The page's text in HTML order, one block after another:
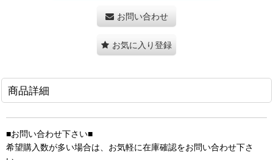
お問い合わせ
お気に入り登録
商品詳細
■お問い合わせ下さい■
希望購入数が多い場合は、お気軽に在庫確認をお問い合わせ下さ